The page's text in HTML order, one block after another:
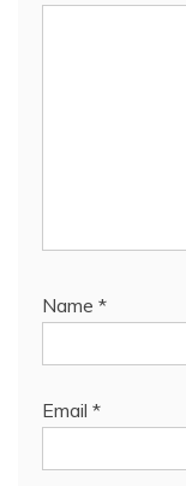
Name *
Email *